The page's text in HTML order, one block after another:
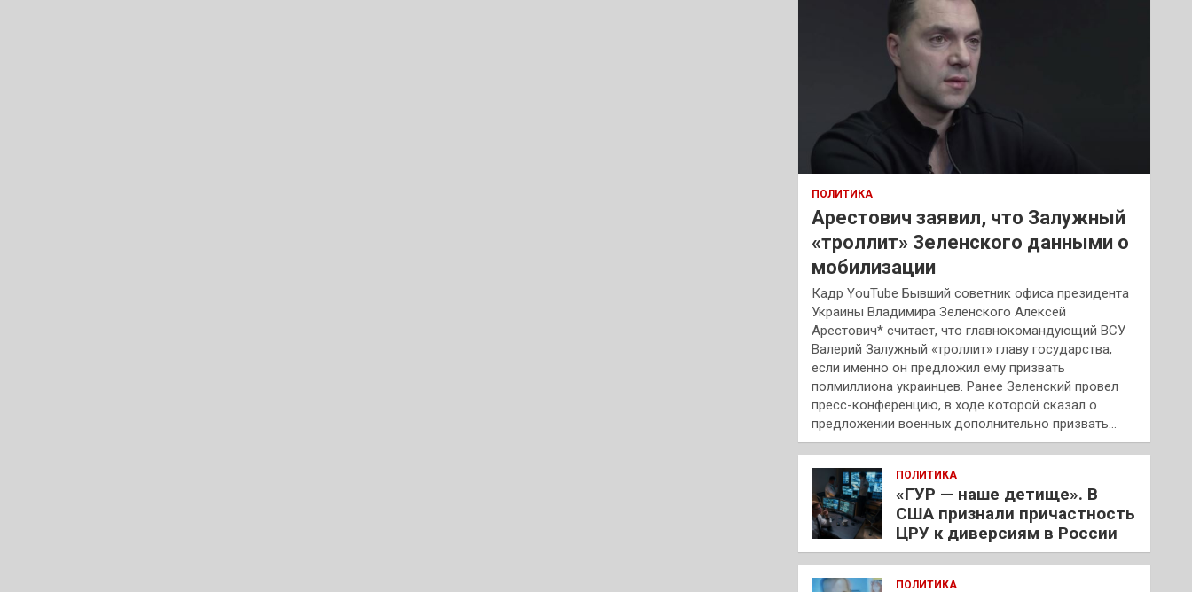
ПОЛИТИКА
Арестович заявил, что Залужный
«троллит» Зеленского данными о
мобилизации
Кадр YouTube Бывший советник офиса президента
Украины Владимира Зеленского Алексей
Арестович* считает, что главнокомандующий ВСУ
Валерий Залужный «троллит» главу государства,
если именно он предложил ему призвать
полмиллиона украинцев. Ранее Зеленский провел
пресс-конференцию, в ходе которой сказал о
предложении военных дополнительно призвать…
ПОЛИТИКА
«ГУР — наше детище». В
США признали причастность
ЦРУ к диверсиям в России
ПОЛИТИКА